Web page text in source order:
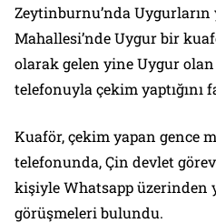
Zeytinburnu’nda Uygurların
Mahallesi’nde Uygur bir
olarak gelen yine Uygur
telefonuyla çekim yaptığını
Kuaför, çekim yapan gence
telefonunda, Çin devlet
kişiyle Whatsapp üzerinden
görüşmeleri bulundu.